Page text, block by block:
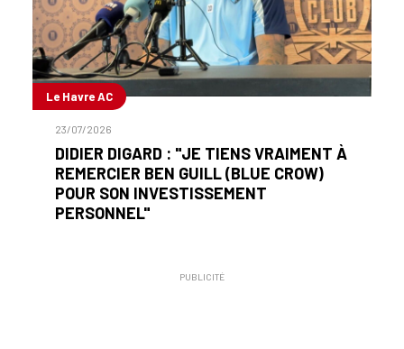
Le Havre AC
23/07/2026
DIDIER DIGARD : "JE TIENS VRAIMENT À
REMERCIER BEN GUILL (BLUE CROW)
POUR SON INVESTISSEMENT
PERSONNEL"
PUBLICITÉ